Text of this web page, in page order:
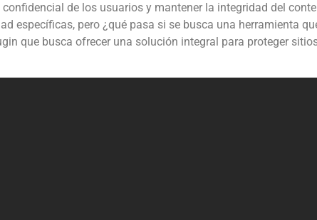
de los usuarios y mantener la integridad del
específicas, pero ¿qué pasa si se busca una herramienta
que busca ofrecer una solución integral para proteger